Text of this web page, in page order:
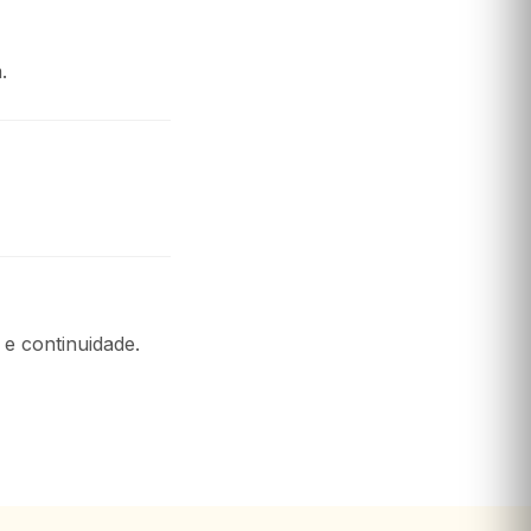
continuidade.